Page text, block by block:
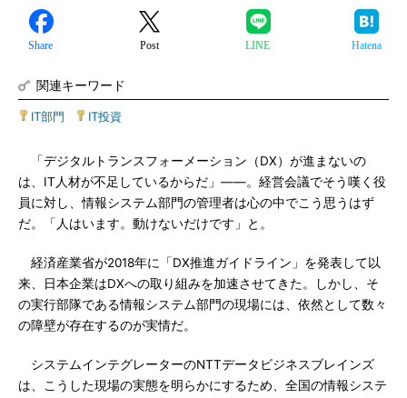
Share Post LINE Hatena
関連キーワード
IT部門 IT投資
「デジタルトランスフォーメーション（DX）が進まないの
は、IT人材が不足しているからだ」――。経営会議でそう嘆く役
員に対し、情報システム部門の管理者は心の中でこう思うはず
だ。「人はいます。動けないだけです」と。
経済産業省が2018年に「DX推進ガイドライン」を発表して以
来、日本企業はDXへの取り組みを加速させてきた。しかし、そ
の実行部隊である情報システム部門の現場には、依然として数々
の障壁が存在するのが実情だ。
システムインテグレーターのNTTデータビジネスブレインズ
は、こうした現場の実態を明らかにするため、全国の情報システ